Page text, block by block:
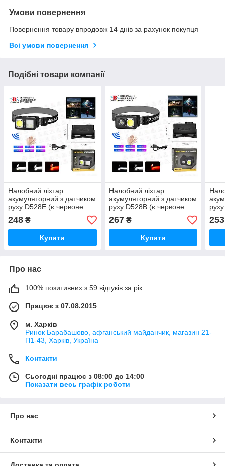
Умови повернення
Повернення товару впродовж 14 днів за рахунок покупця
Всі умови повернення
Подібні товари компанії
Налобний ліхтар
акумуляторний з датчиком
руху D528E (є червоне
світло)
248 ₴
Купити
Налобний ліхтар
акумуляторний з датчиком
руху D528B (є червоне
світло)
267₴
Купити
253
Про нас
100% позитивних з 59 відгуків за рік
Працює з 07.08.2015
м. Харків
Ринок Барабашово, афганський майданчик, магазин 21-
П1-43, Харків, Україна
Контакти
Сьогодні працює з 08:00 до 14:00
Показати весь графік роботи
Про нас
Контакти